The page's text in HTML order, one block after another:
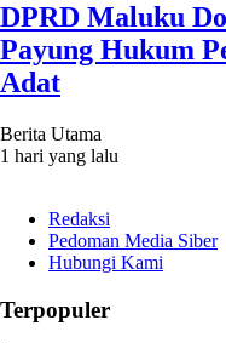
DPRD Maluku
Payung Hukum
Adat
Berita Utama
1 hari yang lalu
Redaksi
Pedoman Media Siber
Hubungi Kami
Terpopuler